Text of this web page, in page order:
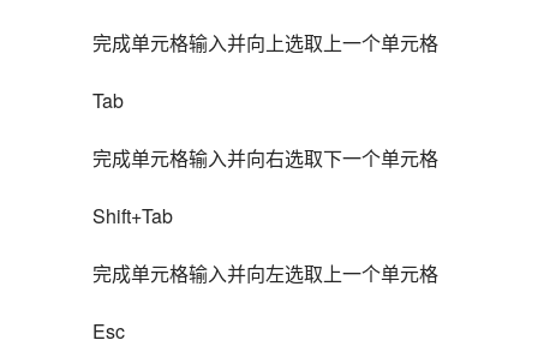
完成单元格输入并向上选取上一个单元格
Tab
完成单元格输入并向右选取下一个单元格
Shift+Tab
完成单元格输入并向左选取上一个单元格
Esc